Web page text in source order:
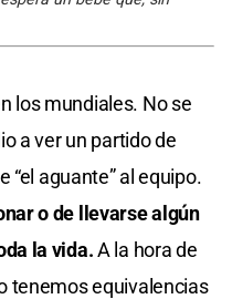
los mundiales. No se
a ver un partido de
“el aguante” al equipo.
o de llevarse algún
la vida.A la hora de
tenemos equivalencias